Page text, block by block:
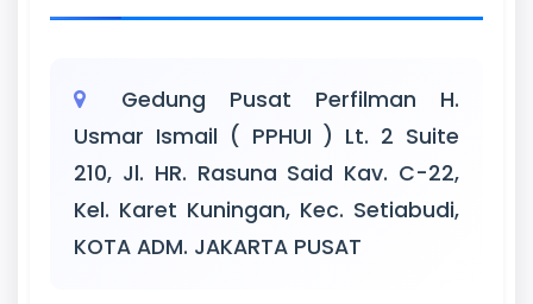
Gedung Pusat Perfilman H.
Usmar Ismail ( PPHUI ) Lt. 2 Suite
210, Jl. HR. Rasuna Said Kav. C-22,
Kel. Karet Kuningan, Kec. Setiabudi,
KOTA ADM. JAKARTA PUSAT